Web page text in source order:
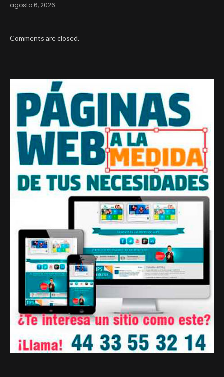
agosto 6, 2026
Comments are closed.